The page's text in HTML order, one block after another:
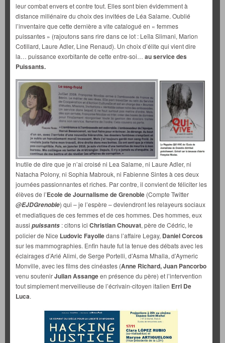
leur combat envers et contre tout. Elles sont bien évidemment à
distance millénaire du choix des invitées de Léa Salame. Oublié
l’inventaire que cette dernière a vite catalogué en « femmes
puissantes » (rajoutons sans rire dans ce lot : Leïla Slimani, Marion
Cotillard, Laure Adler, Line Renaud). Un choix d’élite qui vient dire
la… puissance exorbitante de cette entre-soi… au service des
Puissants.
Inutile de dire que je n’ai croisé ni Lea Salame, ni Laure Adler, ni
Natacha Polony, ni Sophia Mabrouk, ni Fabienne Sintes à ces deux
journées passionnantes et riches. Par contre, il convient de féliciter les
élèves de l’Ecole de Journalisme de Grenoble (Compte Twitter
@EJDGrenoble) qui – je l’espère – deviendront les relayeurs sociaux
et mediatiques de ces femmes et de ces hommes. Des hommes, eux
aussi puissants : citons ici Christian Chouvat, père de Cédric, le
policier de Nice Ludovic Fayolledans l’affaire Legay, Daniel Corcos
sur les mammographies. Enfin haute fut la tenue des débats avec les
éclairages d’Arié Alimi, de Serge Portelli, d’Asma Mhalla, d’Aymeric
Monville, avec les films des cinéastes (Anne Richard, Juan Pancorbo
venu soutenirJulian Assangeen présence du père) et l’intervention
tout simplement merveilleuse de l’écrivain-citoyen italien Erri De
Luca.